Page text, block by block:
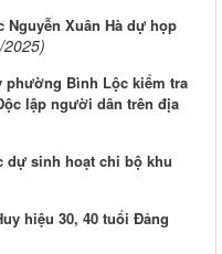
Xuân Hà dự họp
2025)
Bình Lộc kiểm tra
lập người dân trên địa
dự sinh hoạt chi bộ khu
hiệu 30, 40 tuổi Đảng